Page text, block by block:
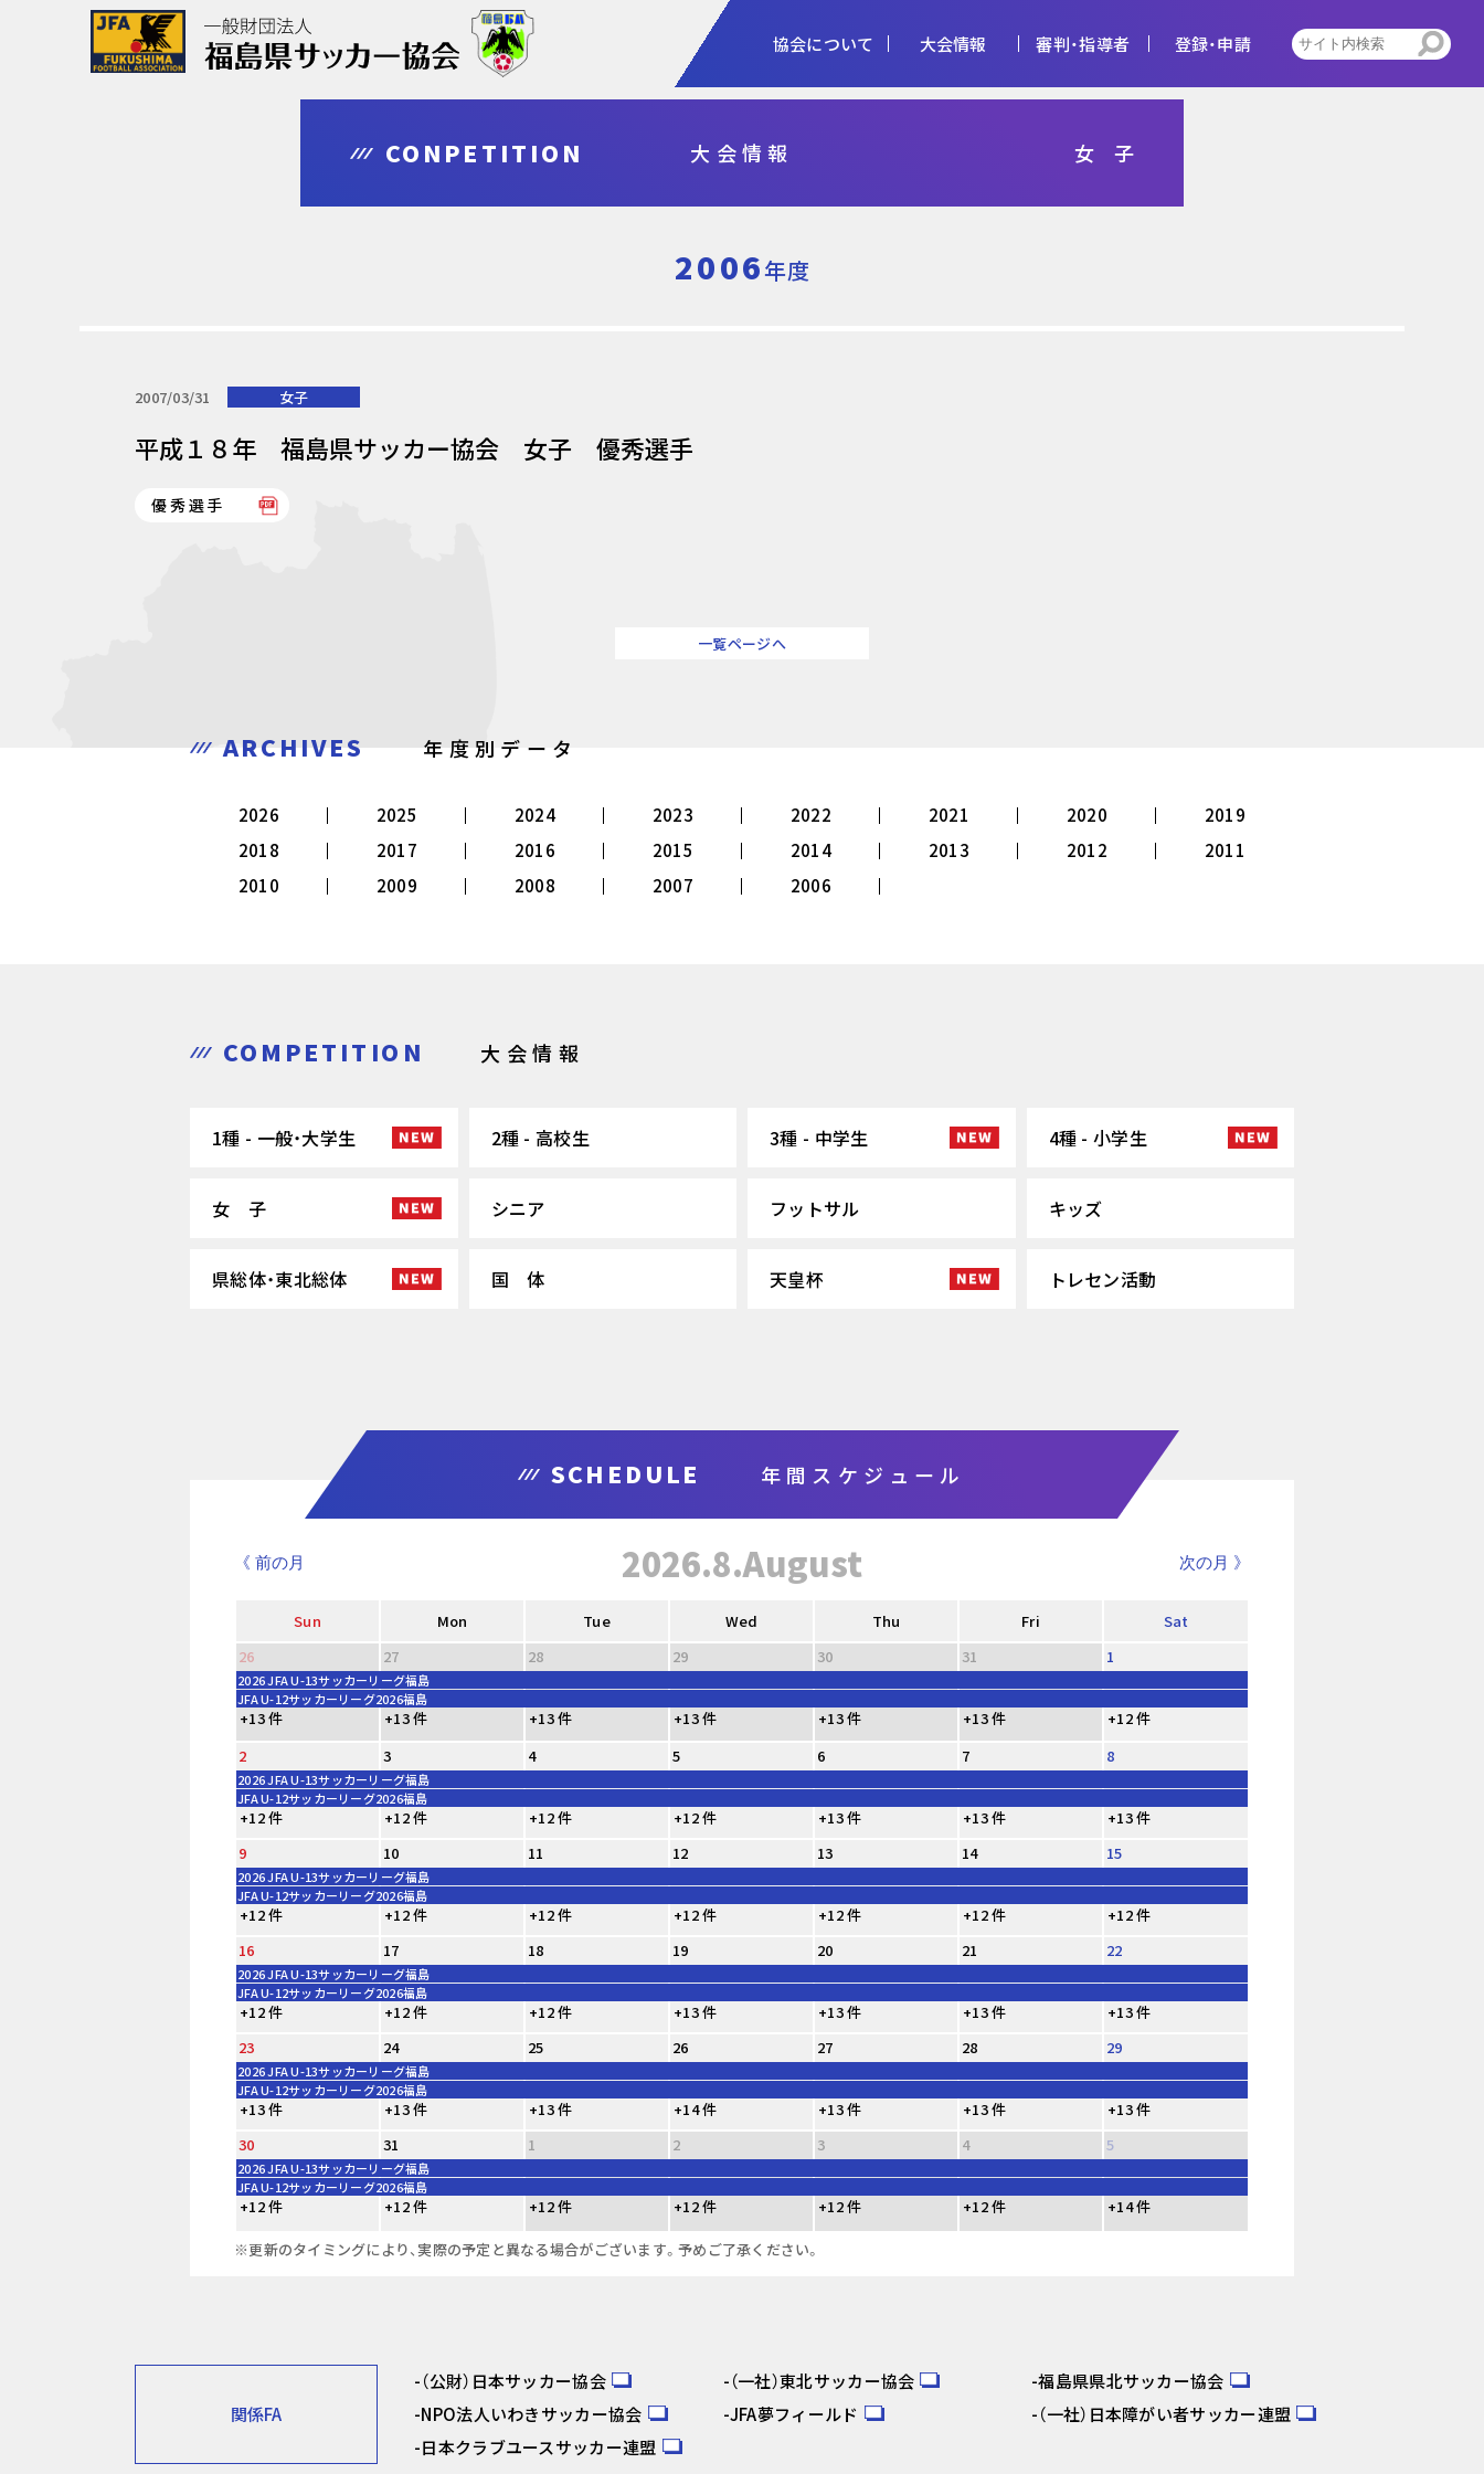
協会について
協会について 協会概要 予算・決算 ビジョン
大会情報
女子
シニア
キッズ
県総体・東北総体
国体 天皇杯 トレセン活動
審判・指導者
審判・指導者 審判 指導者
登録・申請
加盟登録 各種申請
CONPETITION 大会情報 女 子
2006年度
2007/03/31 女子
平成１８年 福島県サッカー協会 女子 優秀選手
優秀選手
一覧ページへ
ARCHIVES 年度別データ
2026 2025 2024 2023 2022 2021 2020
2019
2018
2017 2016 2015 2014 2013 2012
2011
2010
2009 2008 2007 2006
COMPETITION 大会情報
1種 - 一般・大学生 2種 - 高校生 3種 - 中学生 4種 - 小学生
女 子 シニア フットサル キッズ
県総体・東北総体 国 体 天皇杯 トレセン活動
SCHEDULE 年間スケジュール
《 前の月 次の月 》
2026.8.August
Sun Mon Tue Wed Thu Fri
Sat
26
27 28 29 30 31 1
2026 JFA U-13サッカーリーグ福島
JFA U-12サッカーリーグ2026福島
+13 件 +13 件 +13 件 +13 件 +13 件 +13 件
+12 件
2
3 4 5 6 7 8
2026 JFA U-13サッカーリーグ福島
JFA U-12サッカーリーグ2026福島
+12 件 +12 件 +12 件 +12 件 +13 件 +13 件
+13 件
9
10 11 12 13 14 15
2026 JFA U-13サッカーリーグ福島
JFA U-12サッカーリーグ2026福島
+12 件 +12 件 +12 件 +12 件 +12 件 +12 件
+12 件
16
17 18 19 20 21 22
2026 JFA U-13サッカーリーグ福島
JFA U-12サッカーリーグ2026福島
+12 件 +12 件 +12 件 +13 件 +13 件 +13 件
+13 件
23
24 25 26 27 28 29
2026 JFA U-13サッカーリーグ福島
JFA U-12サッカーリーグ2026福島
+13 件 +13 件 +13 件 +14 件 +13 件 +13 件
+13 件
30
31 1 2 3 4 5
2026 JFA U-13サッカーリーグ福島
JFA U-12サッカーリーグ2026福島
+12 件 +12 件 +12 件 +12 件 +12 件 +12 件 +14 件
※更新のタイミングにより、実際の予定と異なる場合がございます。予めご了承ください。
関係FA
（公財）日本サッカー協会 （一社）東北サッカー協会
福島県県北サッカー協会
NPO法人いわきサッカー協会
JFA夢フィールド
（一社）日本障がい者サッカー連盟
日本クラブユースサッカー連盟